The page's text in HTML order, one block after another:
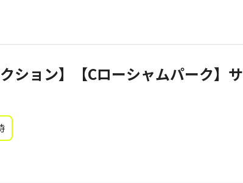
ション】【Cローシャムパーク】